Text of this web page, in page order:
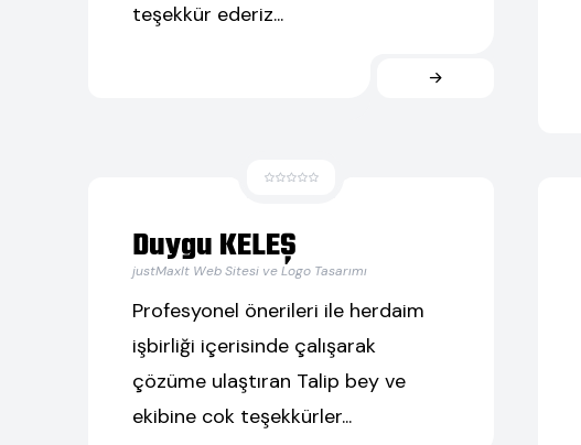
teşekkür ederiz...
Duygu KELEŞ
justMaxIt Web Sitesi ve Logo Tasarımı
Profesyonel önerileri ile herdaim
işbirliği içerisinde çalışarak
çözüme ulaştıran Talip bey ve
ekibine cok teşekkürler...